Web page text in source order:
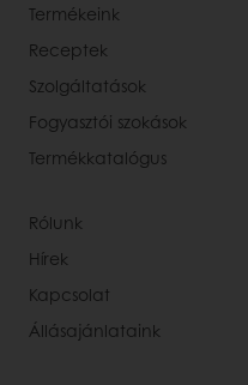
Termékeink
Receptek
Szolgáltatások
Fogyasztói szokások
Termékkatalógus
Rólunk
Hírek
Kapcsolat
Állásajánlataink